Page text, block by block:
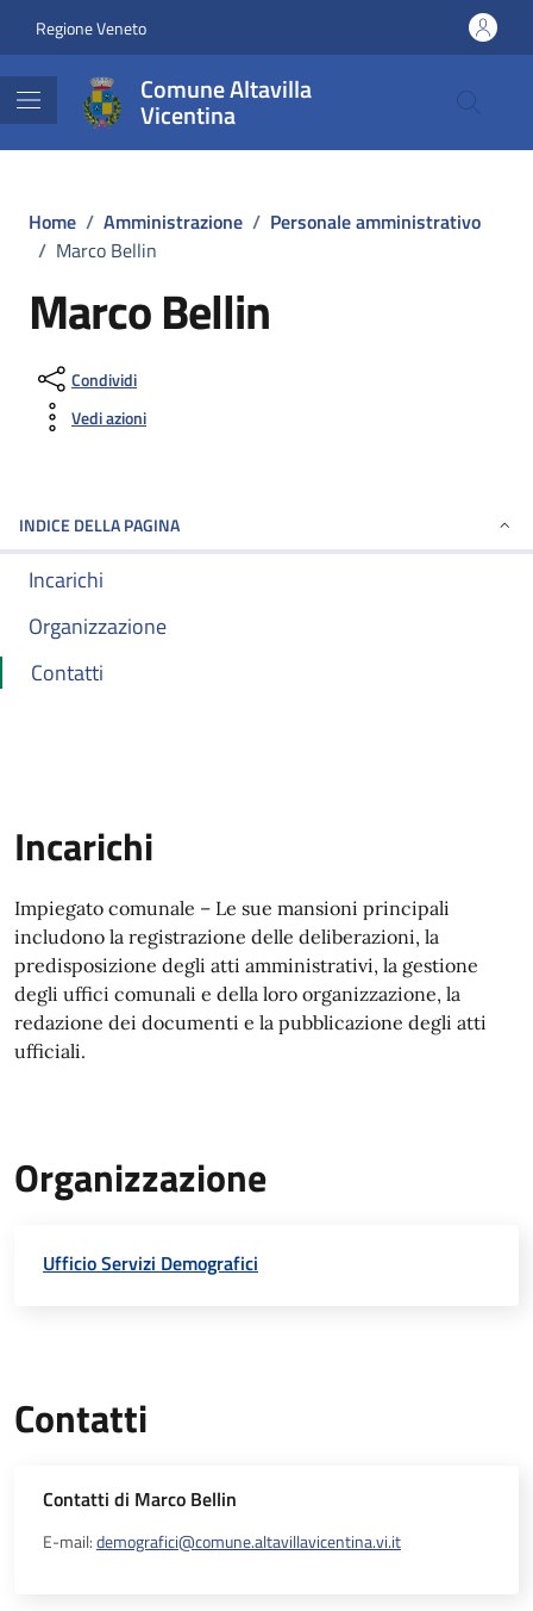
Regione Veneto
Comune Altavilla
Vicentina
Home / Amministrazione / Personale amministrativo
/ Marco Bellin
Marco Bellin
Condividi
Vedi azioni
INDICE DELLA PAGINA
Incarichi
Organizzazione
Contatti
Incarichi
Impiegato comunale – Le sue mansioni principali
includono la registrazione delle deliberazioni, la
predisposizione degli atti amministrativi, la gestione
degli uffici comunali e della loro organizzazione, la
redazione dei documenti e la pubblicazione degli atti
ufficiali.
Organizzazione
Ufficio Servizi Demografici
Contatti
Contatti di Marco Bellin
E-mail:demografici@comune.altavillavicentina.vi.it